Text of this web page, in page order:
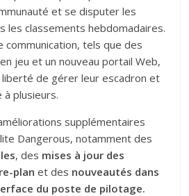
et se disputer les
les classements hebdomadaires.
communication, tels que des
jeu et un nouveau portail Web,
de gérer leur escadron et
à plusieurs.
supplémentaires
Dangerous, notamment des
, des mises à jour des
plan et des nouveautés dans
du poste de pilotage.